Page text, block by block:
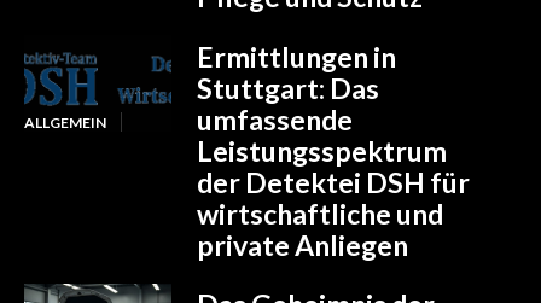
ALLGEMEIN
Ermittlungen in
Stuttgart: Das
umfassende
Leistungsspektrum
der Detektei DSH für
wirtschaftliche und
private Anliegen